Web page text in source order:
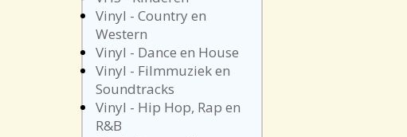
Vinyl - Country en
Western
Vinyl - Dance en House
Vinyl - Filmmuziek en
Soundtracks
Vinyl - Hip Hop, Rap en
R&B